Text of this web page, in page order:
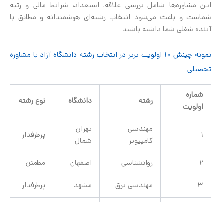
این مشاوره‌ها شامل بررسی علاقه، استعداد، شرایط مالی و رتبه
شماست و باعث می‌شود انتخاب رشته‌ای هوشمندانه و مطابق با
آینده شغلی شما داشته باشید.
نمونه چینش ۱۰ اولویت برتر در انتخاب رشته دانشگاه آزاد با مشاوره
تحصیلی
شماره
اولویت
رشته دانشگاه نوع رشته
1
مهندسی
کامپیوتر
تهران
شمال
پرطرفدار
2 روانشناسی اصفهان مطمئن
3 مهندسی برق مشهد پرطرفدار